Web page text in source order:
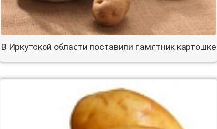
В Иркутской области поставили памятник картошке